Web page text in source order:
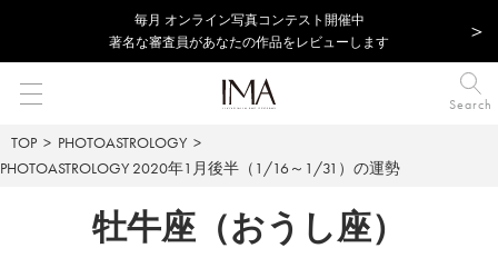
毎⽉ オンライン写真コンテスト開催中
著名な審査員があなたの作品をレビューします
Search
TOP
PHOTOASTROLOGY
PHOTOASTROLOGY 2020年1月後半（1/16～1/31）の運勢
牡牛座（おうし座）